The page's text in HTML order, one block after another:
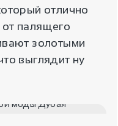
отлично
палящего
золотыми
выглядит ну